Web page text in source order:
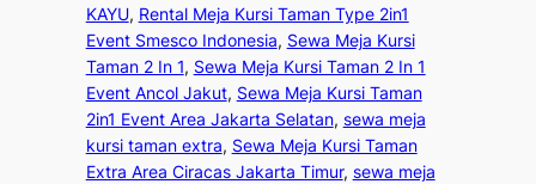
KAYU, Rental Meja Kursi Taman Type 2in1
Event Smesco Indonesia, Sewa Meja Kursi
Taman 2 In 1, Sewa Meja Kursi Taman 2 In 1
Event Ancol Jakut, Sewa Meja Kursi Taman
2in1 Event Area Jakarta Selatan, sewa meja
kursi taman extra, Sewa Meja Kursi Taman
Extra Area Ciracas Jakarta Timur, sewa meja